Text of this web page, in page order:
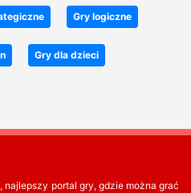
Gry logiczne
Gry dla dzieci
portal gry, gdzie można grać